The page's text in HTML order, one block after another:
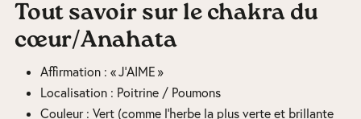
Tout savoir sur le chakra du
cœur/Anahata
Affirmation : « J’AIME »
Localisation : Poitrine / Poumons
Couleur : Vert (comme l’herbe la plus verte et brillante